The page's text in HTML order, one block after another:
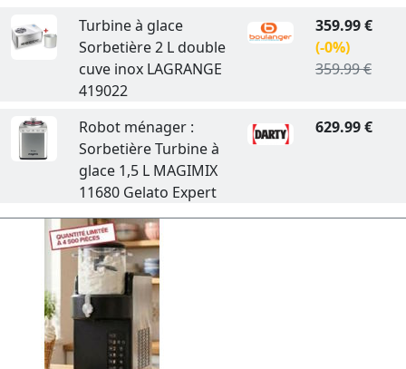
Turbine à glace
Sorbetière 2 L double
cuve inox LAGRANGE
419022
359.99 €
(-0%)
359.99 €
Robot ménager :
Sorbetière Turbine à
glace 1,5 L MAGIMIX
11680 Gelato Expert
629.99 €